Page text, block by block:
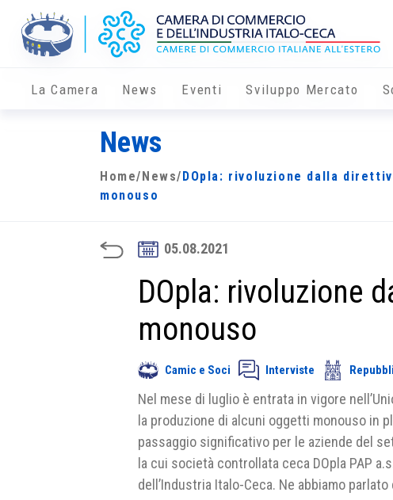
La Camera News Eventi Sviluppo Mercato
News
Home/ News/ DOpla: rivoluzione dalla
monouso
05.08.2021
DOpla: rivoluzione
monouso
Camic e Soci Interviste
Nel mese di luglio è entrata in vigore
la produzione di alcuni oggetti monouso in
passaggio significativo per le aziende del
la cui società controllata ceca DOpla PAP
dell’Industria Italo-Ceca. Ne abbiamo